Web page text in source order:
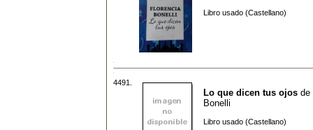
Libro usado (Castellano)
4491.
Lo que dicen tus ojos de
Bonelli
Libro usado (Castellano)